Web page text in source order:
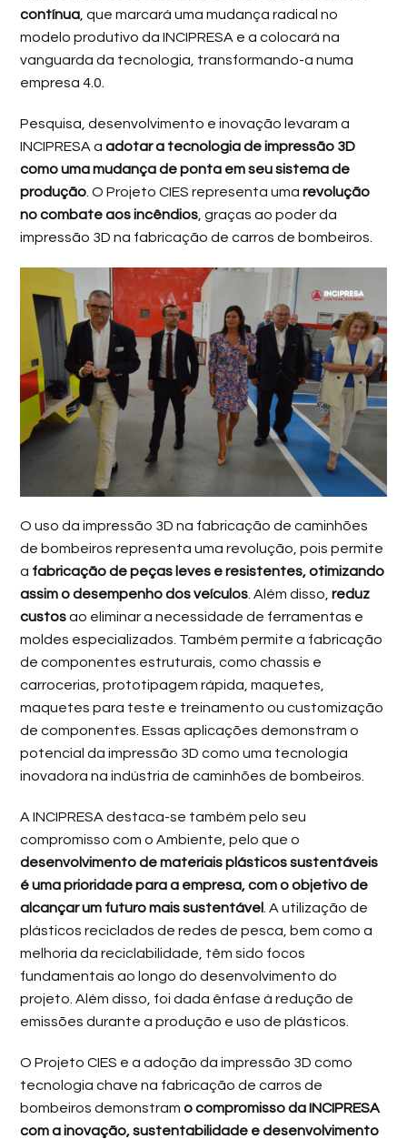
contínua , que marcará uma mudança radical no
modelo produtivo da INCIPRESA e a colocará na
vanguarda da tecnologia, transformando-a numa
empresa 4.0.
Pesquisa, desenvolvimento e inovação levaram a
INCIPRESA aadotar a tecnologia de impressão 3D
como uma mudança de ponta em seu sistema de
produção . O Projeto CIES representa umarevolução
no combate aos incêndios , graças ao poder da
impressão 3D na fabricação de carros de bombeiros.
O uso da impressão 3D na fabricação de caminhões
de bombeiros representa uma revolução, pois permite
a fabricação de peças leves e resistentes, otimizando
assim o desempenho dos veículos . Além disso,reduz
custosao eliminar a necessidade de ferramentas e
moldes especializados. Também permite a fabricação
de componentes estruturais, como chassis e
carrocerias, prototipagem rápida, maquetes,
maquetes para teste e treinamento ou customização
de componentes. Essas aplicações demonstram o
potencial da impressão 3D como uma tecnologia
inovadora na indústria de caminhões de bombeiros.
A INCIPRESA destaca-se também pelo seu
compromisso com o Ambiente, pelo que o
desenvolvimento de materiais plásticos sustentáveis ​​
é uma prioridade para a empresa, com o objetivo de
alcançar um futuro mais sustentável . A utilização de
plásticos reciclados de redes de pesca, bem como a
melhoria da reciclabilidade, têm sido focos
fundamentais ao longo do desenvolvimento do
projeto. Além disso, foi dada ênfase à redução de
emissões durante a produção e uso de plásticos.
O Projeto CIES e a adoção da impressão 3D como
tecnologia chave na fabricação de carros de
bombeiros demonstramo compromisso da INCIPRESA
com a inovação, sustentabilidade e desenvolvimento